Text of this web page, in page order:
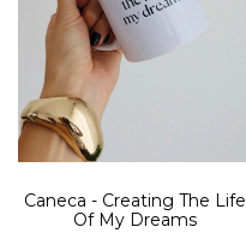
Caneca - Creating The Life
Of My Dreams